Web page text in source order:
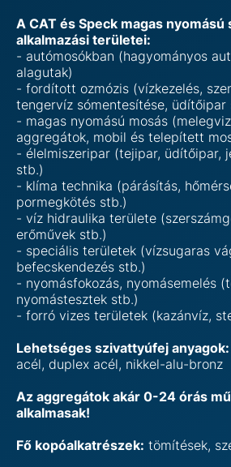
A CAT és Speck magas
alkalmazási területei:
- autómosókban (hagyományos
alagutak)
- fordított ozmózis (vízkezelés,
tengervíz sómentesítése, üdítőipar
- magas nyomású mosás
aggregátok, mobil és telepített
- élelmiszeripar (tejipar, üdítőipar,
stb.)
- klíma technika (párásítás,
pormegkötés stb.)
- víz hidraulika területe
erőművek stb.)
- speciális területek (vízsugaras
befecskendezés stb.)
- nyomásfokozás, nyomásemelés
nyomástesztek stb.)
- forró vizes területek (kazánvíz,
Lehetséges szivattyúfej anyagok:
acél, duplex acél, nikkel-alu-bronz
Az aggregátok akár 0-24 órás
alkalmasak!
Fő kopóalkatrészek: tömítések,